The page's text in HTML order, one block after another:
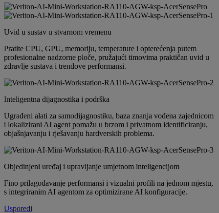
Uvid u sustav u stvarnom vremenu
Pratite CPU, GPU, memoriju, temperature i opterećenja putem
profesionalne nadzorne ploče, pružajući timovima praktičan uvid u
zdravlje sustava i trendove performansi.
Inteligentna dijagnostika i podrška
Ugrađeni alati za samodijagnostiku, baza znanja vođena zajednicom
i lokalizirani AI agent pomažu u brzom i privatnom identificiranju,
objašnjavanju i rješavanju hardverskih problema.
Objedinjeni uređaj i upravljanje umjetnom inteligencijom
Fino prilagođavanje performansi i vizualni profili na jednom mjestu,
s integriranim AI agentom za optimizirane AI konfiguracije.
Usporedi